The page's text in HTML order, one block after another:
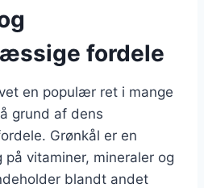
fordele
en populær ret i mange
grund af dens
Grønkål er en
vitaminer, mineraler og
blandt andet